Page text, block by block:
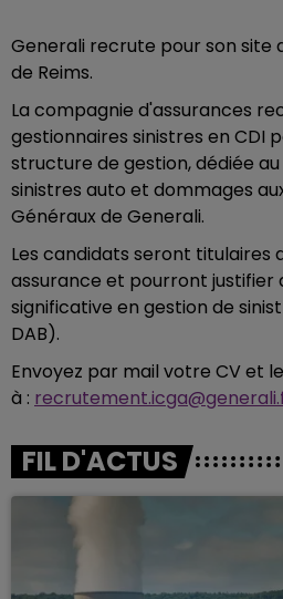
Generali recrute pour son site
de Reims.
La compagnie d'assurances
gestionnaires sinistres en CDI
structure de gestion, dédiée
sinistres auto et dommages
Généraux de Generali.
Les candidats seront titulaires
assurance et pourront justifier
significative en gestion de
DAB).
Envoyez par mail votre CV et
à :
FIL D'ACTUS